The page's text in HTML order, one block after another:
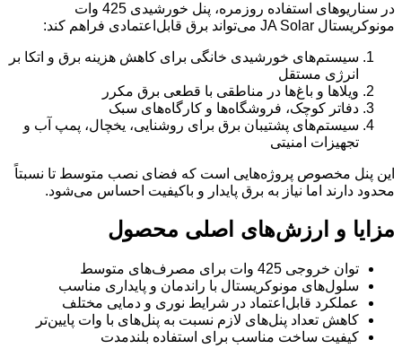
در سناریوهای استفاده روزمره، پنل خورشیدی 425 وات
مونوکریستال JA Solar می‌تواند برق قابل‌اعتمادی فراهم کند:
سیستم‌های خورشیدی خانگی برای کاهش هزینه برق و اتکا بر
انرژی مستقل
ویلاها و باغ‌ها در مناطقی با قطعی برق مکرر
دفاتر کوچک، فروشگاه‌ها و کارگاه‌های سبک
سیستم‌های پشتیبان برق برای روشنایی، یخچال، پمپ آب و
تجهیزات امنیتی
این پنل مخصوص پروژه‌هایی است که فضای نصب متوسط تا نسبتاً
محدود دارند اما نیاز به برق پایدار و باکیفیت احساس می‌شود.
مزایا و ارزش‌های اصلی محصول
توان خروجی 425 وات برای مصرف‌های متوسط
سلول‌های مونوکریستال با راندمان و پایداری مناسب
عملکرد قابل‌اعتماد در شرایط نوری و دمایی مختلف
کاهش تعداد پنل‌های لازم نسبت به پنل‌های با وات پایین‌تر
کیفیت ساخت مناسب برای استفاده بلندمدت